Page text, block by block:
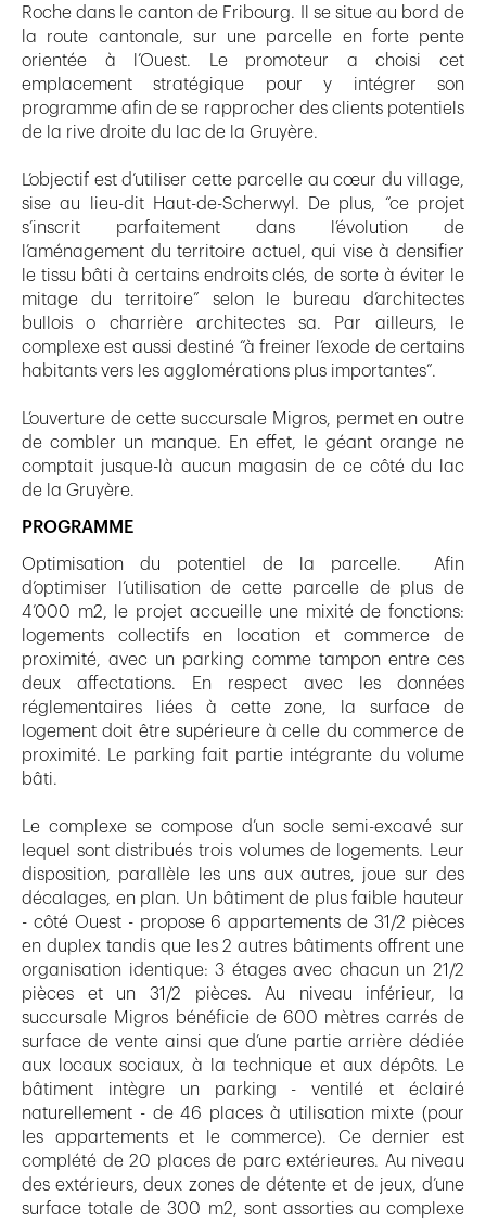
Roche dans le canton de Fribourg. Il se situe au bord de
la route cantonale, sur une parcelle en forte pente
orientée à l’Ouest. Le promoteur a choisi cet
emplacement stratégique pour y intégrer son
programme afin de se rapprocher des clients potentiels
de la rive droite du lac de la Gruyère.
L’objectif est d’utiliser cette parcelle au cœur du village,
sise au lieu-dit Haut-de-Scherwyl. De plus, “ce projet
s’inscrit parfaitement dans l’évolution de
l’aménagement du territoire actuel, qui vise à densifier
le tissu bâti à certains endroits clés, de sorte à éviter le
mitage du territoire” selon le bureau d’architectes
bullois o charrière architectes sa. Par ailleurs, le
complexe est aussi destiné “à freiner l’exode de certains
habitants vers les agglomérations plus importantes”.
L’ouverture de cette succursale Migros, permet en outre
de combler un manque. En effet, le géant orange ne
comptait jusque-là aucun magasin de ce côté du lac
de la Gruyère.
PROGRAMME
Optimisation du potentiel de la parcelle. Afin
d’optimiser l’utilisation de cette parcelle de plus de
4’000 m2, le projet accueille une mixité de fonctions:
logements collectifs en location et commerce de
proximité, avec un parking comme tampon entre ces
deux affectations. En respect avec les données
réglementaires liées à cette zone, la surface de
logement doit être supérieure à celle du commerce de
proximité. Le parking fait partie intégrante du volume
bâti.
Le complexe se compose d’un socle semi-excavé sur
lequel sont distribués trois volumes de logements. Leur
disposition, parallèle les uns aux autres, joue sur des
décalages, en plan. Un bâtiment de plus faible hauteur
- côté Ouest - propose 6 appartements de 31/2 pièces
en duplex tandis que les 2 autres bâtiments offrent une
organisation identique: 3 étages avec chacun un 21/2
pièces et un 31/2 pièces. Au niveau inférieur, la
succursale Migros bénéficie de 600 mètres carrés de
surface de vente ainsi que d’une partie arrière dédiée
aux locaux sociaux, à la technique et aux dépôts. Le
bâtiment intègre un parking - ventilé et éclairé
naturellement - de 46 places à utilisation mixte (pour
les appartements et le commerce). Ce dernier est
complété de 20 places de parc extérieures. Au niveau
des extérieurs, deux zones de détente et de jeux, d’une
surface totale de 300 m2, sont assorties au complexe